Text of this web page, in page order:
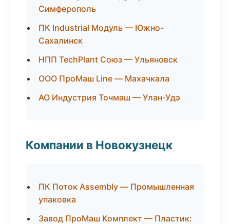
Симферополь
ПК Industrial Модуль — Южно-
Сахалинск
НПП TechPlant Союз — Ульяновск
ООО ПроМаш Line — Махачкала
АО Индустрия Точмаш — Улан-Удэ
Компании в Новокузнецк
ПК Поток Assembly — Промышленная
упаковка
Завод ПроМаш Комплект — Пластик: